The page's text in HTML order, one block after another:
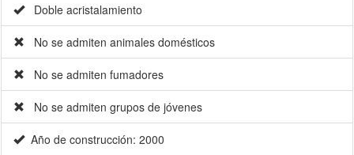
Doble acristalamiento
No se admiten animales domésticos
No se admiten fumadores
No se admiten grupos de jóvenes
Año de construcción: 2000